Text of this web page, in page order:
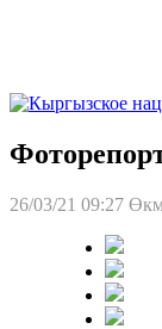
26/03/21 09:27